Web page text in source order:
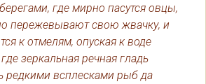
где мирно пасутся овцы,
пережевывают свою жвачку, и
к отмелям, опуская к воде
зеркальная речная гладь
редкими всплесками рыб да